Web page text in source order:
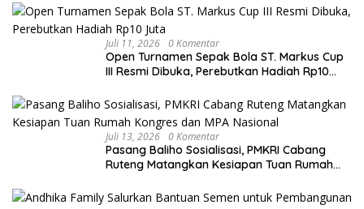
Juli 11, 2026 0 Komentar
Open Turnamen Sepak Bola ST. Markus Cup
III Resmi Dibuka, Perebutkan Hadiah Rp10
Juli 13, 2026 0 Komentar
Pasang Baliho Sosialisasi, PMKRI Cabang
Ruteng Matangkan Kesiapan Tuan Rumah